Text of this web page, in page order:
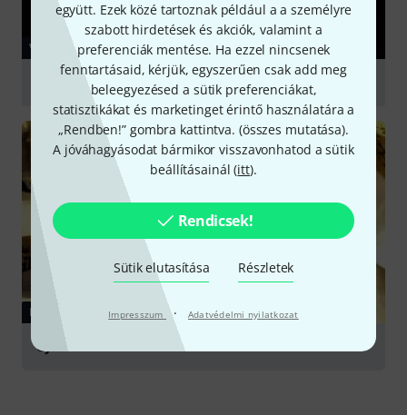
együtt. Ezek közé tartoznak például a a személyre
szabott hirdetések és akciók, valamint a
preferenciák mentése. Ha ezzel nincsenek
fenntartásaid, kérjük, egyszerűen csak add meg
beleegyezésed a sütik preferenciákat,
statisztikákat és marketinget érintő használatára a
„Rendben!” gombra kattintva. (összes mutatása).
A jóváhagyásodat bármikor visszavonhatod a sütik
beállításainál (itt).
Rendicsek!
Sütik elutasítása Részletek
Impresszum · Adatvédelmi nyilatkozat
VIDEÓ
Ufip 18 Bionic Series Crash
lejátszás
KALAUZ
Cymbals